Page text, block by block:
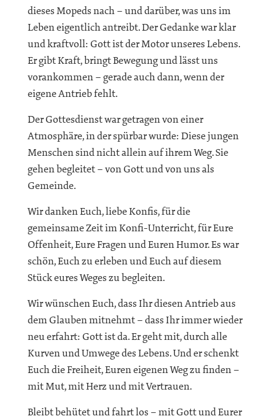
dieses Mopeds nach – und darüber, was uns im
Leben eigentlich antreibt. Der Gedanke war klar
und kraftvoll: Gott ist der Motor unseres Lebens.
Er gibt Kraft, bringt Bewegung und lässt uns
vorankommen – gerade auch dann, wenn der
eigene Antrieb fehlt.
Der Gottesdienst war getragen von einer
Atmosphäre, in der spürbar wurde: Diese jungen
Menschen sind nicht allein auf ihrem Weg. Sie
gehen begleitet – von Gott und von uns als
Gemeinde.
Wir danken Euch, liebe Konfis, für die
gemeinsame Zeit im Konfi-Unterricht, für Eure
Offenheit, Eure Fragen und Euren Humor. Es war
schön, Euch zu erleben und Euch auf diesem
Stück eures Weges zu begleiten.
Wir wünschen Euch, dass Ihr diesen Antrieb aus
dem Glauben mitnehmt – dass Ihr immer wieder
neu erfahrt: Gott ist da. Er geht mit, durch alle
Kurven und Umwege des Lebens. Und er schenkt
Euch die Freiheit, Euren eigenen Weg zu finden –
mit Mut, mit Herz und mit Vertrauen.
Bleibt behütet und fahrt los – mit Gott und Eurer